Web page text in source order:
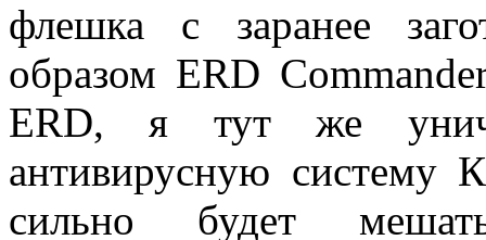
флешка с заранее
образом ERD
ERD, я тут же
антивирусную систему
сильно будет